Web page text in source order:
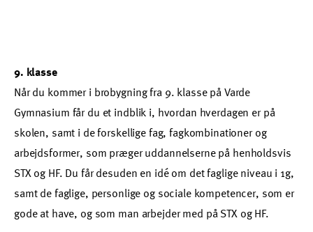
9. klasse
Når du kommer i brobygning fra 9. klasse på Varde
Gymnasium får du et indblik i, hvordan hverdagen er på
skolen, samt i de forskellige fag, fagkombinationer og
arbejdsformer, som præger uddannelserne på henholdsvis
STX og HF. Du får desuden en idé om det faglige niveau i 1g,
samt de faglige, personlige og sociale kompetencer, som er
gode at have, og som man arbejder med på STX og HF.